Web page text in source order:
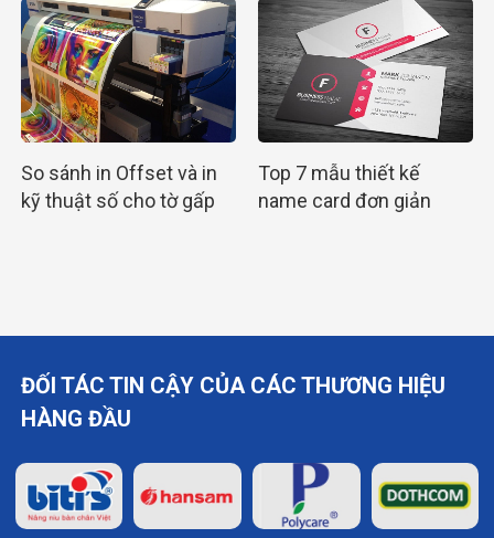
So sánh in Offset và in
kỹ thuật số cho tờ gấp
Top 7 mẫu thiết kế
name card đơn giản
ĐỐI TÁC TIN CẬY CỦA CÁC THƯƠNG HIỆU
HÀNG ĐẦU